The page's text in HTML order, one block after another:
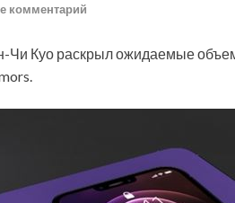
комментарий
Чи Куо раскрыл ожидаемые